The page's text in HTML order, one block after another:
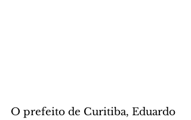
O prefeito de Curitiba, Eduardo